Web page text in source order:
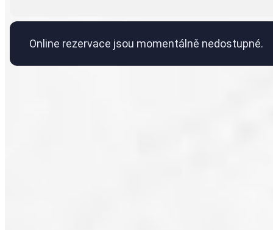
Online rezervace jsou momentálně nedostupné.